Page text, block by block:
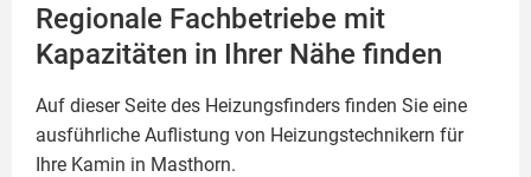
Regionale Fachbetriebe mit
Kapazitäten in Ihrer Nähe finden
Auf dieser Seite des Heizungsfinders finden Sie eine
ausführliche Auflistung von Heizungstechnikern für
Ihre Kamin in Masthorn.